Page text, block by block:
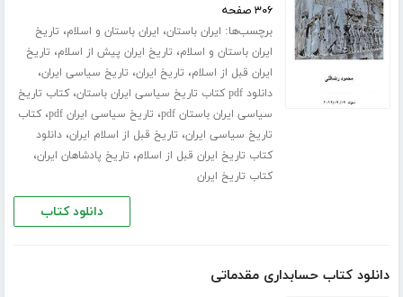
۳۰۶ صفحه
برچسب‌ها: ایران باستان، ایران باستان و اسلام، تاریخ
ایران باستان و اسلام، تاریخ ایران پیش از اسلام، تاریخ
ایران قبل از اسلام، تاریخ ایران، تاریخ سیاسی ایران،
دانلود pdf کتاب تاریخ سیاسی ایران باستان ،کتاب تاریخ
سیاسی ایران باستان pdf
، تاریخ سیاسی ایران pdf ،کتاب
تاریخ سیاسی ایران، تاریخ قبل از اسلام ایران،دانلود
کتاب تاریخ ایران قبل از اسلام، تاریخ پادشاهان ایران،
کتاب تاریخ ایران
دانلود کتاب
دانلود کتاب حسابداری مقدماتی